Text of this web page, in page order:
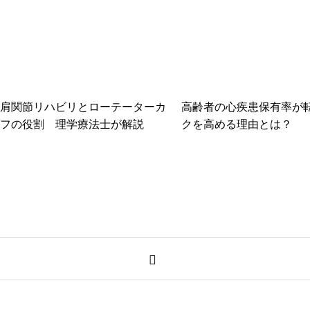
肩関節リハビリとローテーターカ
フの役割 理学療法士が解説
高齢者の心疾患保有率が
クを高める理由とは？